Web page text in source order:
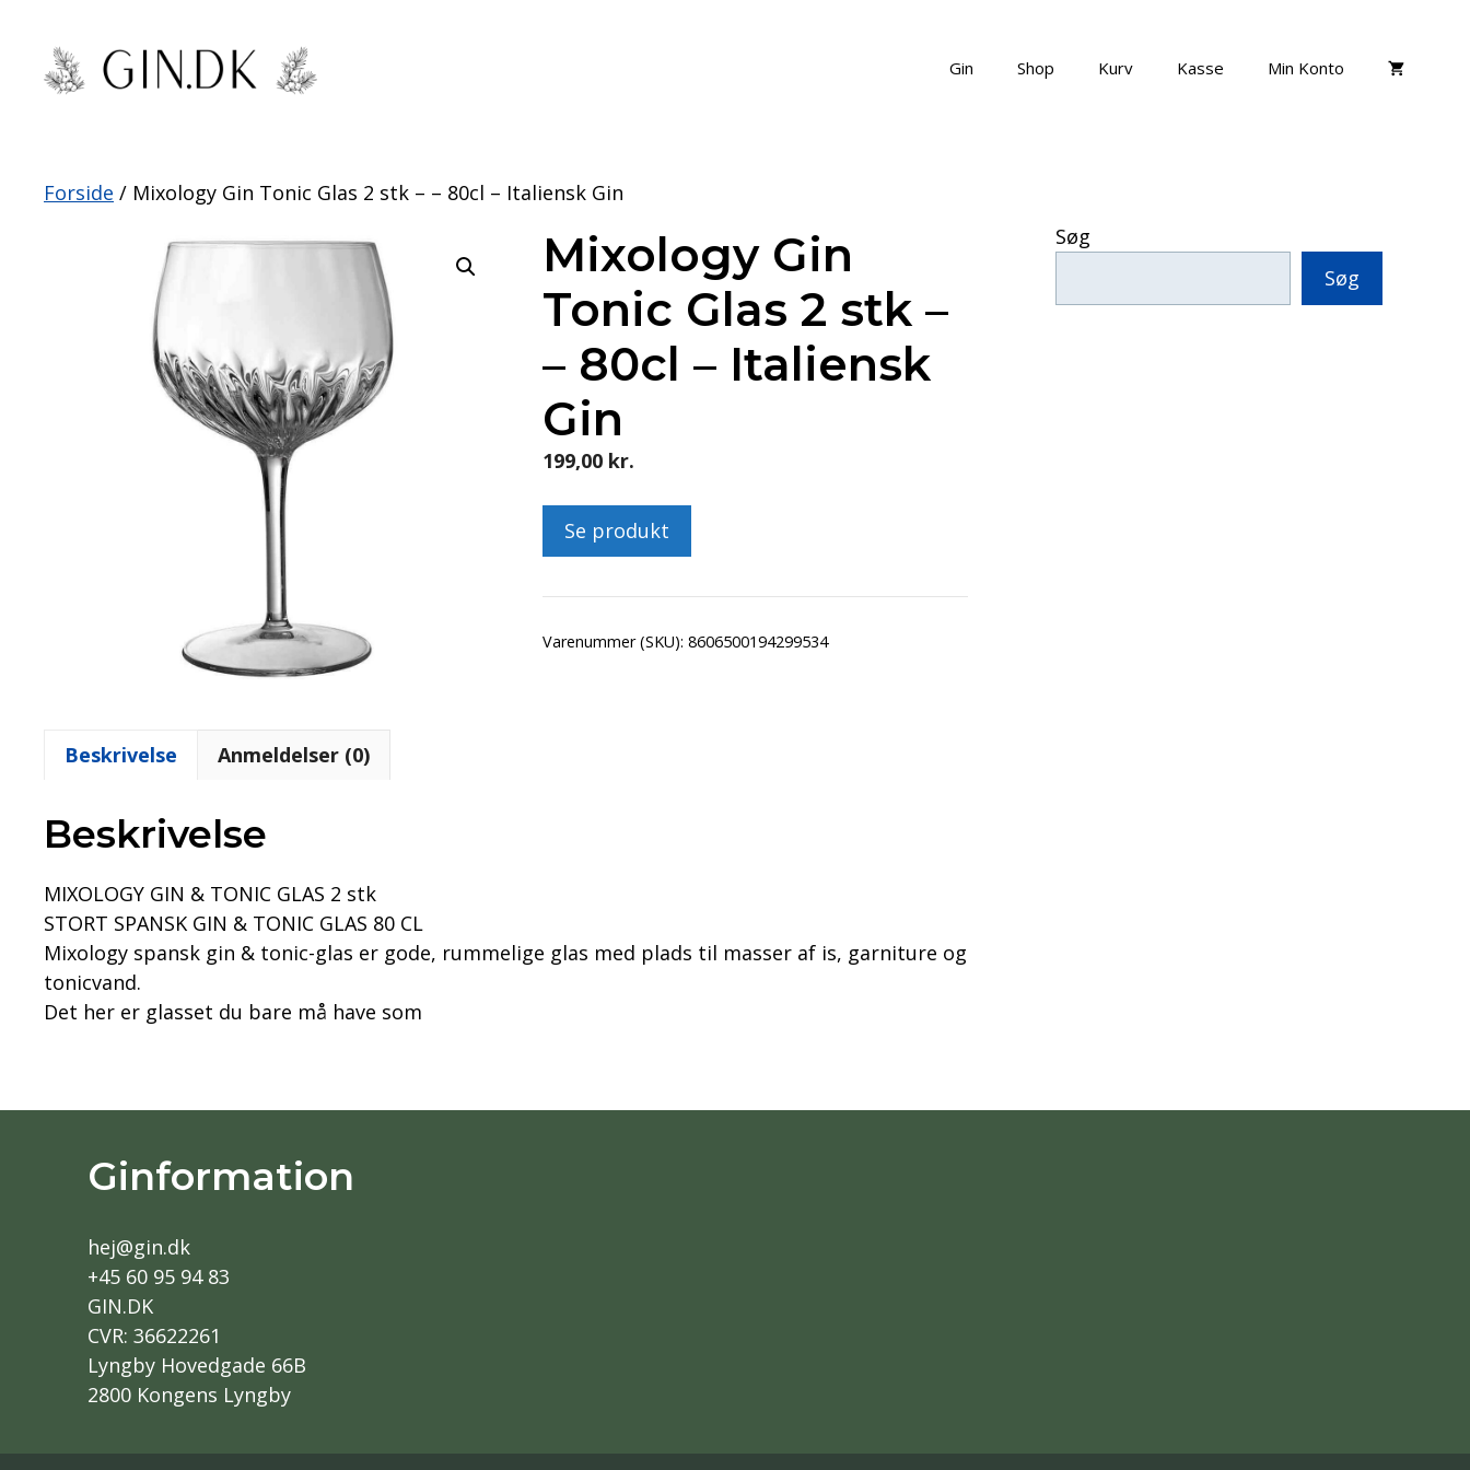
indhold
Gin Shop Kurv Kasse Min Konto
Forside / Mixology Gin Tonic Glas 2 stk – – 80cl – Italiensk Gin
Mixology Gin
Tonic Glas 2 stk –
– 80cl – Italiensk
Gin
199,00 kr.
Se produkt
Varenummer (SKU):8606500194299534
Beskrivelse Anmeldelser (0)
Beskrivelse
MIXOLOGY GIN & TONIC GLAS 2 stk
STORT SPANSK GIN & TONIC GLAS 80 CL
Mixology spansk gin & tonic-glas er gode, rummelige glas med plads til masser af is, garniture og
tonicvand.
Det her er glasset du bare må have som
Søg
Søg
Ginformation
hej@gin.dk
+45 60 95 94 83
GIN.DK
CVR: 36622261
Lyngby Hovedgade 66B
2800 Kongens Lyngby